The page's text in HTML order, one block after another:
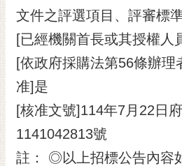
文件之評選項目、評審標
[已經機關首長或其授權人
[依政府採購法第56條辦理
准]是
[核准文號]114年7月22日
1141042813號
註： ◎以上招標公告內容